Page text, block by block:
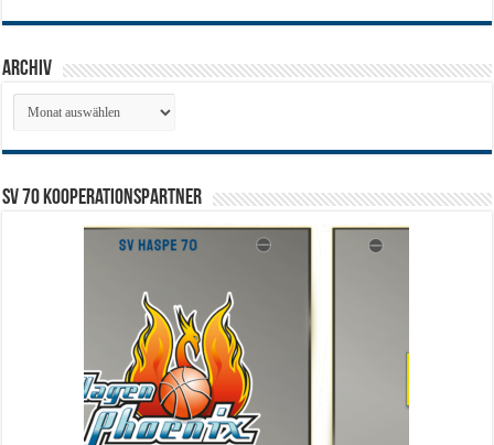
Archiv
Archiv
SV 70 Kooperationspartner